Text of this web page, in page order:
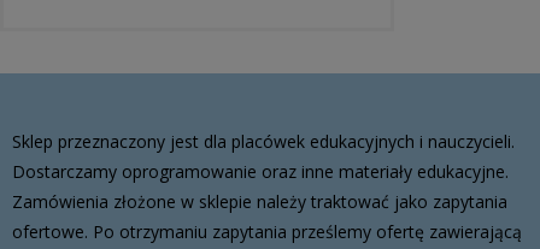
Sklep przeznaczony jest dla placówek edukacyjnych i nauczycieli.
Dostarczamy oprogramowanie oraz inne materiały edukacyjne.
Zamówienia złożone w sklepie należy traktować jako zapytania
ofertowe. Po otrzymaniu zapytania prześlemy ofertę zawierającą